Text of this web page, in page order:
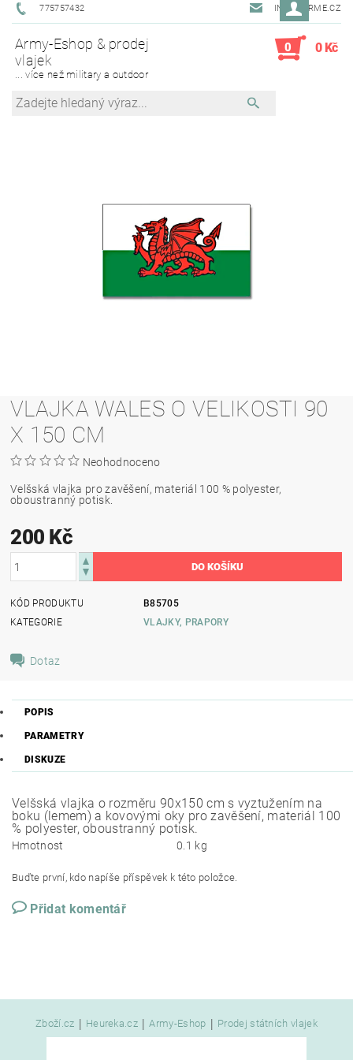
775757432 INFO@ARME.CZ
Army-Eshop & prodej
vlajek
... více než military a outdoor
0 0 Kč
VLAJKA WALES O VELIKOSTI 90
X 150 CM
Neohodnoceno
Velšská vlajka pro zavěšení, materiál 100 % polyester,
oboustranný potisk.
200 Kč
KÓD PRODUKTU
B85705
KATEGORIE
VLAJKY, PRAPORY
Dotaz
POPIS
PARAMETRY
DISKUZE
Velšská vlajka o rozměru 90x150 cm s vyztužením na
boku (lemem) a kovovými oky pro zavěšení, materiál 100
% polyester, oboustranný potisk.
Hmotnost 0.1 kg
Buďte první, kdo napíše příspěvek k této položce.
Přidat komentář
Zboží.cz | Heureka.cz | Army-Eshop | Prodej státních vlajek